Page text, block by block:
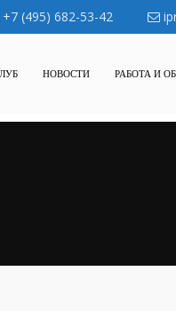
(495) 682-53-42
НОВОСТИ РАБОТА И